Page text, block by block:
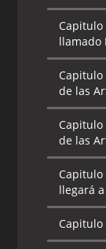
Capitulo
llamado
Capitulo
de las
Capitulo
de las
Capitulo
llegará
Capitulo